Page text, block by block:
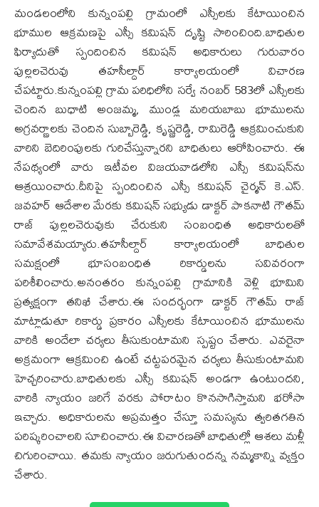
మండలంలోని కున్నంపల్లి గ్రామంలో ఎస్సీలకు కేటాయించిన
భూముల ఆక్రమణపై ఎస్సీ కమిషన్ దృష్టి సారించింది.బాధితుల
ఫిర్యాదుతో స్పందించిన కమిషన్ అధికారులు గురువారం
పుల్లలచెరువు తహసీల్దార్ కార్యాలయంలో విచారణ
చేపట్టారు.కున్నంపల్లి గ్రామ పరిధిలోని సర్వే నంబర్ 583లో ఎస్సీలకు
చెందిన బుధాటి అంజమ్మ, ముండ్ల మరియబాబు భూములను
అగ్రవర్ణాలకు చెందిన సుబ్బారెడ్డి, కృష్ణరెడ్డి, రామిరెడ్డి ఆక్రమించుకుని
వారిని బెదిరింపులకు గురిచేస్తున్నారని బాధితులు ఆరోపించారు. ఈ
నేపథ్యంలో వారు ఇటీవల విజయవాడలోని ఎస్సీ కమిషన్‌ను
ఆశ్రయించారు.దీనిపై స్పందించిన ఎస్సీ కమిషన్ చైర్మన్ కె.ఎస్.
జవహర్ ఆదేశాల మేరకు కమిషన్ సభ్యుడు డాక్టర్ పాకనాటి గౌతమ్
రాజ్ పుల్లలచెరువుకు చేరుకుని సంబంధిత అధికారులతో
సమావేశమయ్యారు.తహసీల్దార్ కార్యాలయంలో బాధితుల
సమక్షంలో భూసంబంధిత రికార్డులను సవివరంగా
పరిశీలించారు.అనంతరం కున్నంపల్లి గ్రామానికి వెళ్లి భూమిని
ప్రత్యక్షంగా తనిఖీ చేశారు.ఈ సందర్భంగా డాక్టర్ గౌతమ్ రాజ్
మాట్లాడుతూ రికార్డు ప్రకారం ఎస్సీలకు కేటాయించిన భూములను
వారికి అందేలా చర్యలు తీసుకుంటామని స్పష్టం చేశారు. ఎవరైనా
అక్రమంగా ఆక్రమించి ఉంటే చట్టపరమైన చర్యలు తీసుకుంటామని
హెచ్చరించారు.బాధితులకు ఎస్సీ కమిషన్ అండగా ఉంటుందని,
వారికి న్యాయం జరిగే వరకు పోరాటం కొనసాగిస్తామని భరోసా
ఇచ్చారు. అధికారులను అప్రమత్తం చేస్తూ సమస్యను త్వరితగతిన
పరిష్కరించాలని సూచించారు.ఈ విచారణతో బాధితుల్లో ఆశలు మళ్లీ
చిగురించాయి. తమకు న్యాయం జరుగుతుందన్న నమ్మకాన్ని వ్యక్తం
చేశారు.